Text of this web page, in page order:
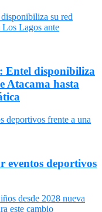
Entel disponibiliza
Atacama hasta
eventos deportivos